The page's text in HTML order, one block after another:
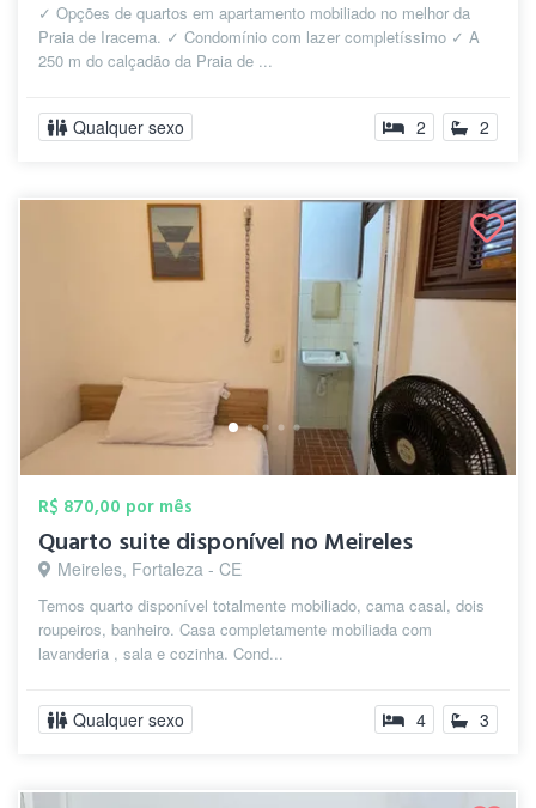
✓ Opções de quartos em apartamento mobiliado no melhor da
Praia de Iracema. ✓ Condomínio com lazer completíssimo ✓ A
250 m do calçadão da Praia de ...
Qualquer sexo 2 2
R$ 870,00 por mês
Quarto suite disponível no Meireles
Meireles, Fortaleza - CE
Temos quarto disponível totalmente mobiliado, cama casal, dois
roupeiros, banheiro. Casa completamente mobiliada com
lavanderia , sala e cozinha. Cond...
Qualquer sexo 4 3